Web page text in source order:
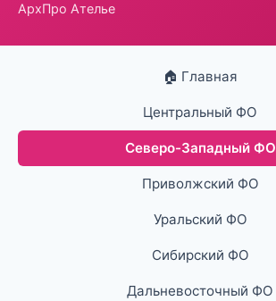
АрхПро Ателье
🏠 Главная
Центральный ФО
Северо-Западный ФО
Приволжский ФО
Уральский ФО
Сибирский ФО
Дальневосточный ФО